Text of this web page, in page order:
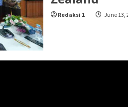
Redaksi 1 June 13,